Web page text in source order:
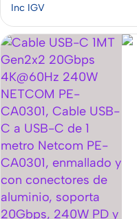
Inc IGV